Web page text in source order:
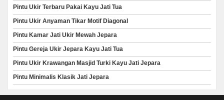
Pintu Ukir Terbaru Pakai Kayu Jati Tua
Pintu Ukir Anyaman Tikar Motif Diagonal
Pintu Kamar Jati Ukir Mewah Jepara
Pintu Gereja Ukir Jepara Kayu Jati Tua
Pintu Ukir Krawangan Masjid Turki Kayu Jati Jepara
Pintu Minimalis Klasik Jati Jepara